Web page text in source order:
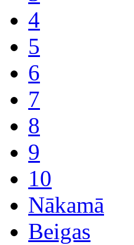
4
5
6
7
8
9
10
Nākamā
Beigas